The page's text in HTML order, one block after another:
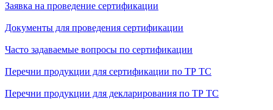
Заявка на проведение сертификации
Документы для проведения сертификации
Часто задаваемые вопросы по сертификации
Перечни продукции для сертификации по ТР ТС
Перечни продукции для декларирования по ТР ТС